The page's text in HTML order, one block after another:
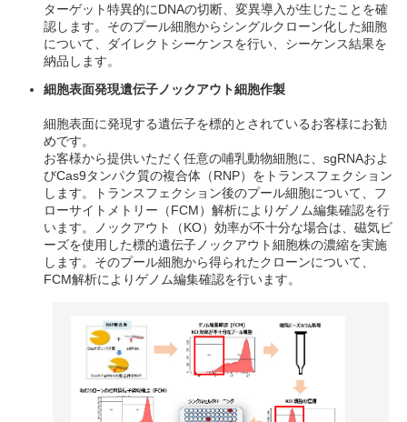
ターゲット特異的にDNAの切断、変異導入が生じたことを確
認します。そのプール細胞からシングルクローン化した細胞
について、ダイレクトシーケンスを行い、シーケンス結果を
納品します。
細胞表面発現遺伝子ノックアウト細胞作製
細胞表面に発現する遺伝子を標的とされているお客様にお勧
めです。
お客様から提供いただく任意の哺乳動物細胞に、sgRNAおよ
びCas9タンパク質の複合体（RNP）をトランスフェクション
します。トランスフェクション後のプール細胞について、フ
ローサイトメトリー（FCM）解析によりゲノム編集確認を行
います。ノックアウト（KO）効率が不十分な場合は、磁気ビ
ーズを使用した標的遺伝子ノックアウト細胞株の濃縮を実施
します。そのプール細胞から得られたクローンについて、
FCM解析によりゲノム編集確認を行います。